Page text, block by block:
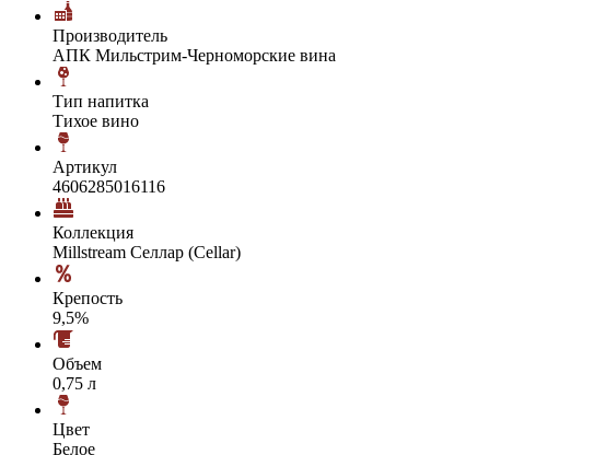
Производитель
АПК Мильстрим-Черноморские вина
Тип напитка
Тихое вино
Артикул
4606285016116
Коллекция
Millstream Селлар (Cellar)
Крепость
9,5%
Объем
0,75 л
Цвет
Белое